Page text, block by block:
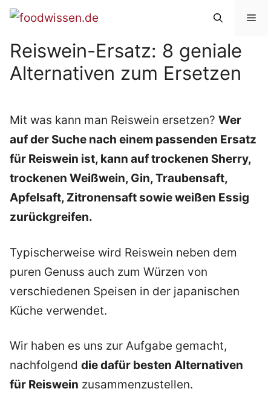
Zum
springen
Reiswein-Ersatz: 8 geniale
Alternativen zum Ersetzen
Mit was kann man Reiswein ersetzen? Wer
auf der Suche nach einem passenden Ersatz
für Reiswein ist, kann auf trockenen Sherry,
trockenen Weißwein, Gin, Traubensaft,
Apfelsaft, Zitronensaft sowie weißen Essig
zurückgreifen.
Typischerweise wird Reiswein neben dem
puren Genuss auch zum Würzen von
verschiedenen Speisen in der japanischen
Küche verwendet.
Wir haben es uns zur Aufgabe gemacht,
nachfolgend die dafür besten Alternativen
für Reiswein zusammenzustellen.